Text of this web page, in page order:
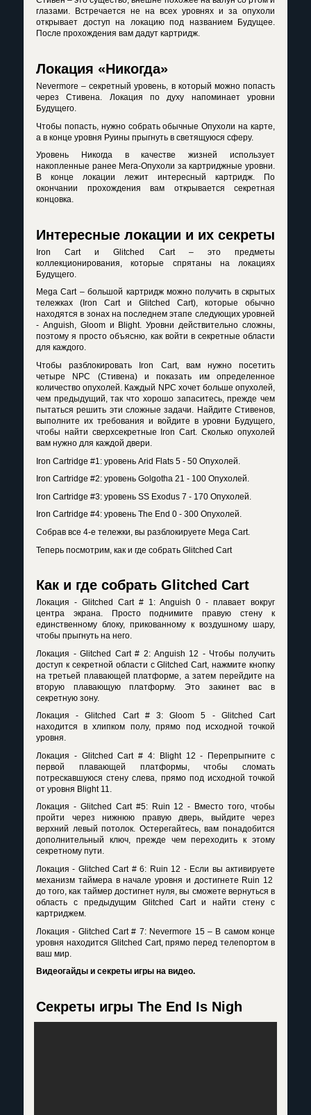
глазами. Встречается не на всех уровнях и за опухоли
открывает доступ на локацию под названием Будущее.
После прохождения вам дадут картридж.
Локация «Никогда»
Nevermore – секретный уровень, в который можно попасть
через Стивена. Локация по духу напоминает уровни
Будущего.
Чтобы попасть, нужно собрать обычные Опухоли на карте,
а в конце уровня Руины прыгнуть в светящуюся сферу.
Уровень Никогда в качестве жизней использует
накопленные ранее Мега-Опухоли за картриджные уровни.
В конце локации лежит интересный картридж. По
окончании прохождения вам открывается секретная
концовка.
Интересные локации и их секреты
Iron Cart и Glitched Cart – это предметы
коллекционирования, которые спрятаны на локациях
Будущего.
Mega Cart – большой картридж можно получить в скрытых
тележках (Iron Cart и Glitched Cart), которые обычно
находятся в зонах на последнем этапе следующих уровней
- Anguish, Gloom и Blight. Уровни действительно сложны,
поэтому я просто объясню, как войти в секретные области
для каждого.
Чтобы разблокировать Iron Cart, вам нужно посетить
четыре NPC (Стивена) и показать им определенное
количество опухолей. Каждый NPC хочет больше опухолей,
чем предыдущий, так что хорошо запаситесь, прежде чем
пытаться решить эти сложные задачи. Найдите Стивенов,
выполните их требования и войдите в уровни Будущего,
чтобы найти сверхсекретные Iron Cart. Сколько опухолей
вам нужно для каждой двери.
Iron Cartridge #1: уровень Arid Flats 5 - 50 Опухолей.
Iron Cartridge #2: уровень Golgotha 21 - 100 Опухолей.
Iron Cartridge #3: уровень SS Exodus 7 - 170 Опухолей.
Iron Cartridge #4: уровень The End 0 - 300 Опухолей.
Собрав все 4-е тележки, вы разблокируете Mega Cart.
Теперь посмотрим, как и где собрать Glitched Cart
Как и где собрать Glitched Cart
Локация - Glitched Cart # 1: Anguish 0 - плавает вокруг
центра экрана. Просто поднимите правую стену к
единственному блоку, прикованному к воздушному шару,
чтобы прыгнуть на него.
Локация - Glitched Cart # 2: Anguish 12 - Чтобы получить
доступ к секретной области с Glitched Cart, нажмите кнопку
на третьей плавающей платформе, а затем перейдите на
вторую плавающую платформу. Это закинет вас в
секретную зону.
Локация - Glitched Cart # 3: Gloom 5 - Glitched Cart
находится в хлипком полу, прямо под исходной точкой
уровня.
Локация - Glitched Cart # 4: Blight 12 - Перепрыгните с
первой плавающей платформы, чтобы сломать
потрескавшуюся стену слева, прямо под исходной точкой
от уровня Blight 11.
Локация - Glitched Cart #5: Ruin 12 - Вместо того, чтобы
пройти через нижнюю правую дверь, выйдите через
верхний левый потолок. Остерегайтесь, вам понадобится
дополнительный ключ, прежде чем переходить к этому
секретному пути.
Локация - Glitched Cart # 6: Ruin 12 - Если вы активируете
механизм таймера в начале уровня и достигнете Ruin 12
до того, как таймер достигнет нуля, вы сможете вернуться в
область с предыдущим Glitched Cart и найти стену с
картриджем.
Локация - Glitched Cart # 7: Nevermore 15 – В самом конце
уровня находится Glitched Cart, прямо перед телепортом в
ваш мир.
Видеогайды и секреты игры на видео.
Секреты игры The End Is Nigh